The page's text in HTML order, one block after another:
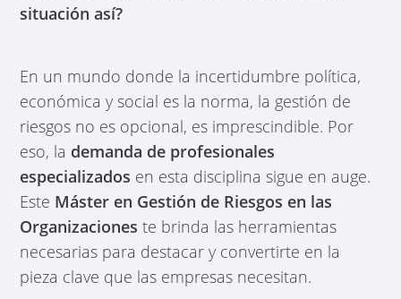
situación así?
En un mundo donde la incertidumbre política,
económica y social es la norma, la gestión de
riesgos no es opcional, es imprescindible. Por
eso, la demanda de profesionales
especializados en esta disciplina sigue en auge.
Este Máster en Gestión de Riesgos en las
Organizacioneste brinda las herramientas
necesarias para destacar y convertirte en la
pieza clave que las empresas necesitan.